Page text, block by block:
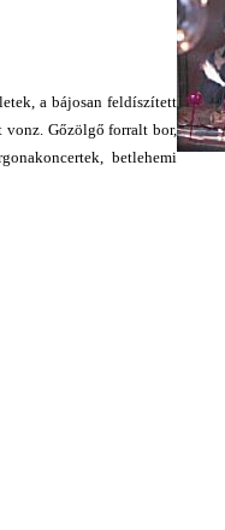
a bájosan feldíszített
vonz. Gőzölgő forralt bor,
betlehemi